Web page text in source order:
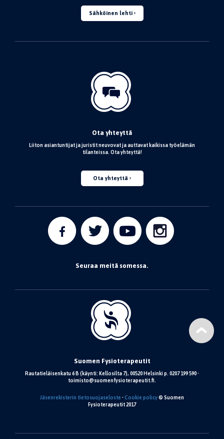
Sähköinen lehti
Ota yhteyttä
Liiton asiantuntijat ja juristit neuvovat ja auttavat kaikissa työelämän
tilanteissa. Ota yhteyttä!
Ota yhteyttä
Seuraa meitä somessa.
Suomen Fysioterapeutit
Rautatieläisenkatu 6 B (käynti: Kellosilta 7), 00520 Helsinki p. 0207 199 590 •
toimisto@suomenfysioterapeutit.fi.
Jäsenrekisterin tietosuojaseloste • Cookie policy© Suomen
Fysioterapeutit 2017